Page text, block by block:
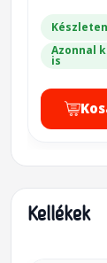
Készleten
Azonnal
is
Kellékek